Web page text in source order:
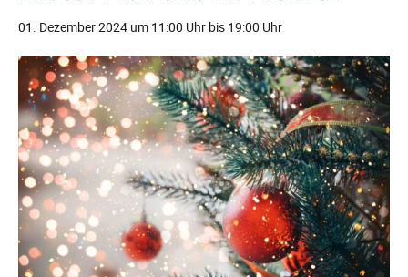
01. Dezember 2024 um 11:00 Uhr bis 19:00 Uhr